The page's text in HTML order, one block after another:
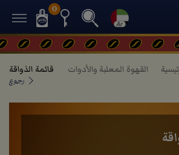
0
القهوة المعلبة والأدوات قائمة الذواقة
رجوع